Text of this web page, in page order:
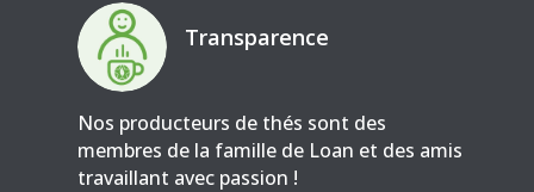
Transparence
Nos producteurs de thés sont des
membres de la famille de Loan et des amis
travaillant avec passion !